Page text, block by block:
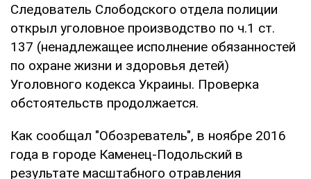
Следователь Слободского отдела полиции
открыл уголовное производство по ч.1 ст.
137 (ненадлежащее исполнение обязанностей
по охране жизни и здоровья детей)
Уголовного кодекса Украины. Проверка
обстоятельств продолжается.
Как сообщал "Обозреватель", в ноябре 2016
года в городе Каменец-Подольский в
результате масштабного отравления